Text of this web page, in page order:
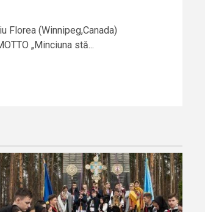
Florea (Winnipeg,Canada)
„Minciuna stă...